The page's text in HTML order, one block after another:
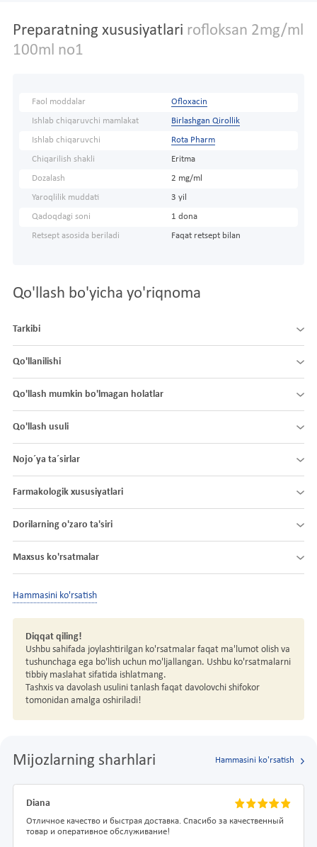
Preparatning xususiyatlari rofloksan 2mg/ml
100ml no1
Faol moddalar Ofloxacin
Ishlab chiqaruvchi mamlakat Birlashgan Qirollik
Ishlab chiqaruvchi Rota Pharm
Chiqarilish shakli Eritma
Dozalash 2 mg/ml
Yaroqlilik muddati 3 yil
Qadoqdagi soni 1 dona
Retsept asosida beriladi Faqat retsept bilan
Qo'llash bo'yicha yo'riqnoma
Tarkibi
Qo'llanilishi
Qo'llash mumkin bo'lmagan holatlar
Qo'llash usuli
Nojo´ya ta´sirlar
Farmakologik xususiyatlari
Dorilarning o'zaro ta'siri
Maxsus ko'rsatmalar
Hammasini ko'rsatish
Diqqat qiling!
Ushbu sahifada joylashtirilgan ko'rsatmalar faqat ma'lumot olish va
tushunchaga ega bo'lish uchun mo'ljallangan. Ushbu ko'rsatmalarni
tibbiy maslahat sifatida ishlatmang.
Tashxis va davolash usulini tanlash faqat davolovchi shifokor
tomonidan amalga oshiriladi!
Mijozlarning sharhlari Hammasini ko'rsatish
Diana
Отличное качество и быстрая доставка. Спасибо за качественный
товар и оперативное обслуживание!